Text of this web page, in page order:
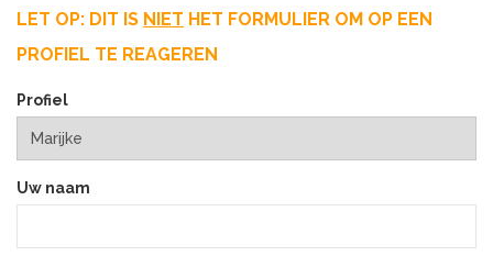
LET OP: DIT IS NIET HET FORMULIER OM OP EEN
PROFIEL TE REAGEREN
Profiel
Uw naam